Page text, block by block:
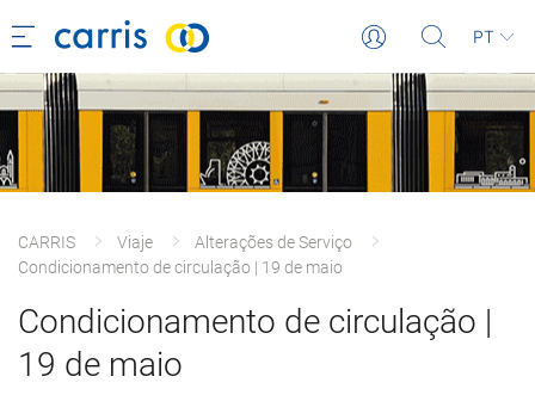
PT
CARRIS Viaje
Alterações de Serviço
Condicionamento de circulação | 19 de maio
Condicionamento de circulação |
19 de maio